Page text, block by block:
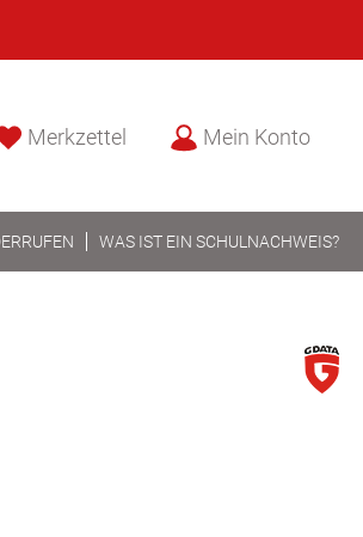
Merkzettel Mein Konto
WAS IST EIN SCHULNACHWEIS?